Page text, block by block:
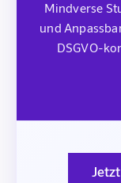
Mindverse
und
DSGVO-